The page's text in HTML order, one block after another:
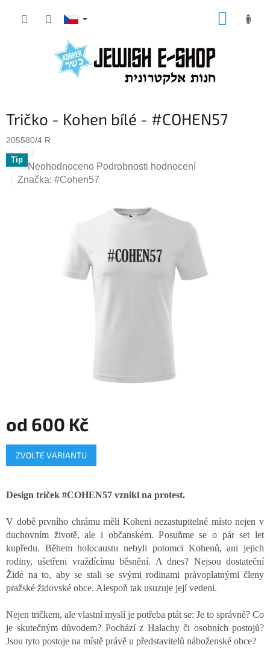
Tričko - Kohen bílé - #COHEN57
205580/4 R
Tip
Průměrné
hodnocení
Neohodnoceno Podrobnosti hodnocení
Značka: #Cohen57
od 600 Kč
Měrná
cena:
ZVOLTE VARIANTU
Design triček #COHEN57 vznikl na protest.
V době prvního chrámu měli Koheni nezastupitelné místo nejen v
duchovním životě, ale i občanském. Posuňme se o pár set let
kupředu. Během holocaustu nebyli potomci Kohenů, ani jejich
rodiny, ušetřeni vraždícímu běsnění. A dnes? Nejsou dostateční
Židé na to, aby se stali se svými rodinami právoplatnými členy
pražské židovské obce. Alespoň tak usuzuje její vedeni.
Nejen tričkem, ale vlastní myslí je potřeba ptát se: Je to správně? Co
je skutečným důvodem? Pochází z Halachy či osobních postojů?
Jsou tyto postoje na místě právě u představitelů náboženské obce?